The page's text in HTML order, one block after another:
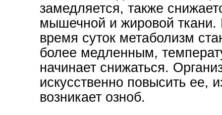
замедляется, также
мышечной и жировой ткани.
время суток метаболизм
более медленным,
начинает снижаться.
искусственно повысить ее,
возникает озноб.